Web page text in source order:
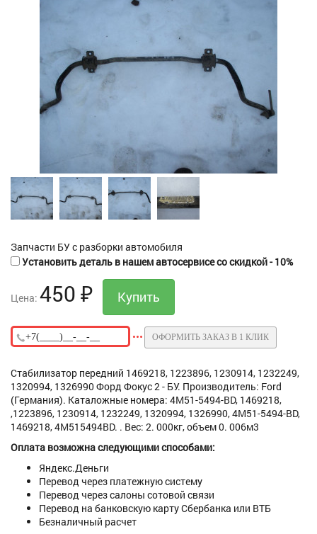
Запчасти БУ с разборки автомобиля
Установить деталь в нашем автосервисе со скидкой - 10%
Цена: 450 ₽
ОФОРМИТЬ ЗАКАЗ В 1 КЛИК
Стабилизатор передний 1469218, 1223896, 1230914, 1232249,
1320994, 1326990 Форд Фокус 2 - БУ. Производитель: Ford
(Германия). Каталожные номера: 4M51-5494-BD, 1469218,
,1223896, 1230914, 1232249, 1320994, 1326990, 4M51-5494-BD,
1469218, 4M515494BD. . Вес: 2. 000кг, объем 0. 006м3
Оплата возможна следующими способами:
Яндекс.Деньги
Перевод через платежную систему
Перевод через салоны сотовой связи
Перевод на банковскую карту Сбербанка или ВТБ
Безналичный расчет